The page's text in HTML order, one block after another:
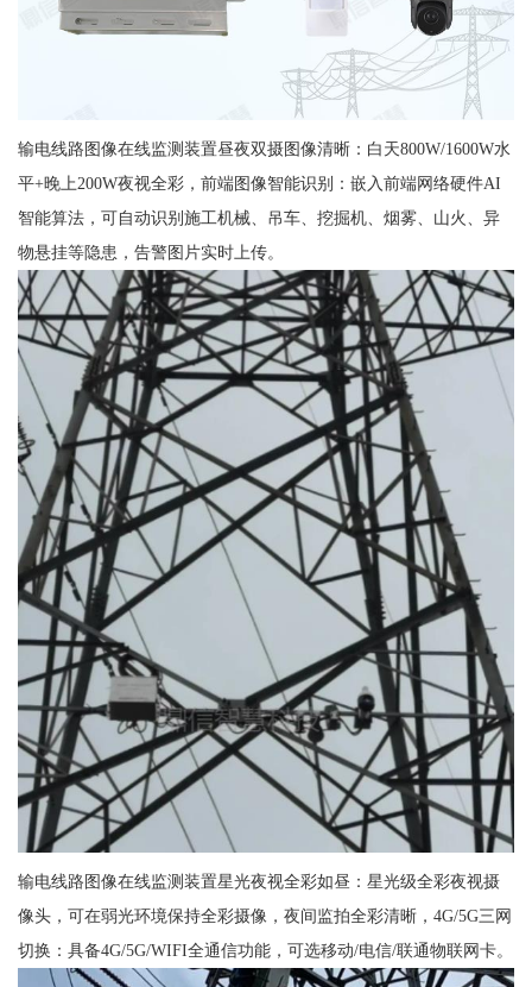
输电线路图像在线监测装置昼夜双摄图像清晰：白天800W/1600W水
平+晚上200W夜视全彩，前端图像智能识别：嵌入前端网络硬件AI
智能算法，可自动识别施工机械、吊车、挖掘机、烟雾、山火、异
物悬挂等隐患，告警图片实时上传。
输电线路图像在线监测装置星光夜视全彩如昼：星光级全彩夜视摄
像头，可在弱光环境保持全彩摄像，夜间监拍全彩清晰，4G/5G三网
切换：具备4G/5G/WIFI全通信功能，可选移动/电信/联通物联网卡。